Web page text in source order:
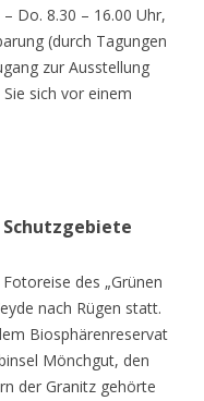
Do. 8.30 – 16.00 Uhr,
(durch Tagungen
zur Ausstellung
sich vor einem
Schutzgebiete
des „Grünen
nach Rügen statt.
Biosphärenreservat
Mönchgut, den
der Granitz gehörte